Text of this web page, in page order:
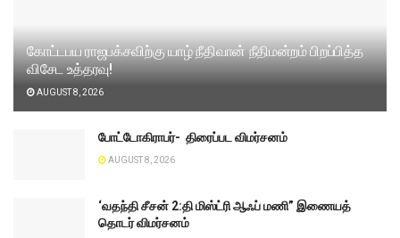
கோட்டபய ராஜபக்சவிற்கு யாழ் நீதிவான் நீதிமன்றம் பிறப்பித்த
விசேட உத்தரவு!
AUGUST 8, 2026
போட்டோகிராபர்- ‌ திரைப்பட விமர்சனம்
AUGUST 8, 2026
‘வதந்தி சீசன் 2:தி மிஸ்ட்ரி ஆஃப் மணி” இணையத்
தொடர் விமர்சனம்